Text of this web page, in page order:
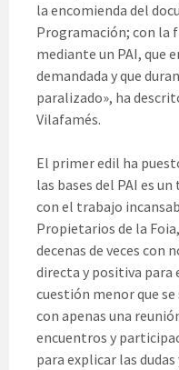
la encomienda del
Programación; con la
mediante un PAI, que
demandada y que
paralizado», ha
Vilafamés.
El primer edil ha
las bases del PAI es
con el trabajo
Propietarios de la
decenas de veces con
directa y positiva para
cuestión menor que
con apenas una
encuentros y
para explicar las